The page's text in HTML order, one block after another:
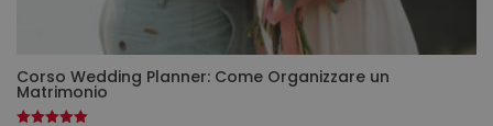
Corso Wedding Planner: Come Organizzare un
Matrimonio